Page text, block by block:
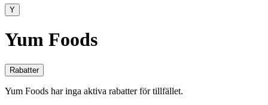
Y
Yum Foods
Rabatter
Yum Foods har inga aktiva rabatter för tillfället.